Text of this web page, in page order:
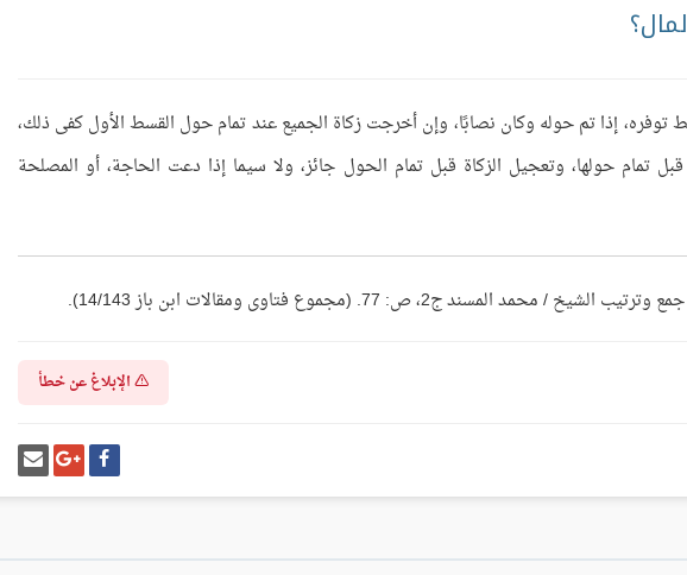
إذا تم حوله وكان نصابًا، وإن أخرجت زكاة الجميع عند تمام حول القسط الأول كفى ذلك،
تمام حولها، وتعجيل الزكاة قبل تمام الحول جائز، ولا سيما إذا دعت الحاجة، أو المصلحة
المسند ج2، ص: 77. (مجموع فتاوى ومقالات ابن باز 14/143).
الإبلاغ عن خطأ
شارك
على
فيسبوك
شارك
على
غوغل
بلس
إرسل
إيميل